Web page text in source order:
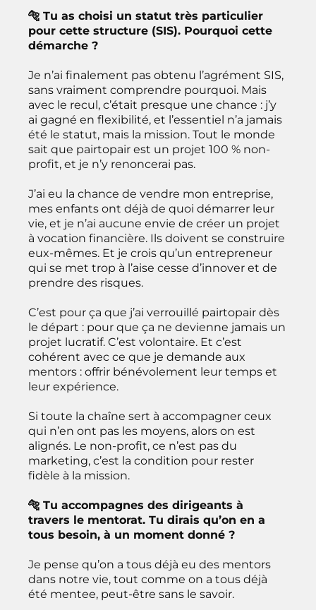
🐅 Tu as choisi un statut très particulier
pour cette structure (SIS). Pourquoi cette
démarche ?
Je n’ai finalement pas obtenu l’agrément SIS,
sans vraiment comprendre pourquoi. Mais
avec le recul, c’était presque une chance : j’y
ai gagné en flexibilité, et l’essentiel n’a jamais
été le statut, mais la mission. Tout le monde
sait que pairtopair est un projet 100 % non-
profit, et je n’y renoncerai pas.
J’ai eu la chance de vendre mon entreprise,
mes enfants ont déjà de quoi démarrer leur
vie, et je n’ai aucune envie de créer un projet
à vocation financière. Ils doivent se construire
eux-mêmes. Et je crois qu’un entrepreneur
qui se met trop à l’aise cesse d’innover et de
prendre des risques.
C’est pour ça que j’ai verrouillé pairtopair dès
le départ : pour que ça ne devienne jamais un
projet lucratif. C’est volontaire. Et c’est
cohérent avec ce que je demande aux
mentors : offrir bénévolement leur temps et
leur expérience.
Si toute la chaîne sert à accompagner ceux
qui n’en ont pas les moyens, alors on est
alignés. Le non-profit, ce n’est pas du
marketing, c’est la condition pour rester
fidèle à la mission.
🐅 Tu accompagnes des dirigeants à
travers le mentorat. Tu dirais qu’on en a
tous besoin, à un moment donné ?
Je pense qu’on a tous déjà eu des mentors
dans notre vie, tout comme on a tous déjà
été mentee, peut-être sans le savoir.